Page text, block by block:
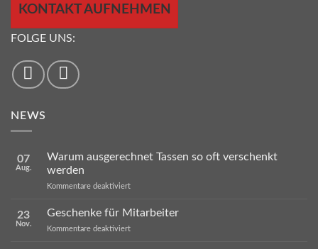
KONTAKT AUFNEHMEN
FOLGE UNS:
NEWS
07
Aug.
Warum ausgerechnet Tassen so oft verschenkt
werden
Kommentare deaktiviertfür
Tassen
23
Nov.
Geschenke für Mitarbeiter
Kommentare deaktiviertfür